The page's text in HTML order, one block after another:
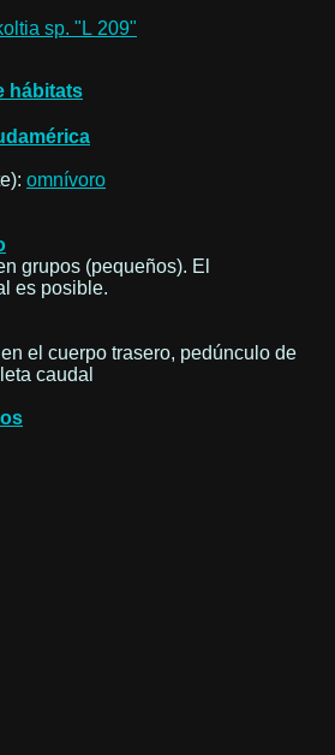
hábitats
omnívoro
grupos (pequeños). El
es posible.
el cuerpo trasero, pedúnculo de
caudal